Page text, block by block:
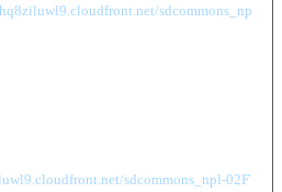
sdcommons_npl-
sdcommons_npl-